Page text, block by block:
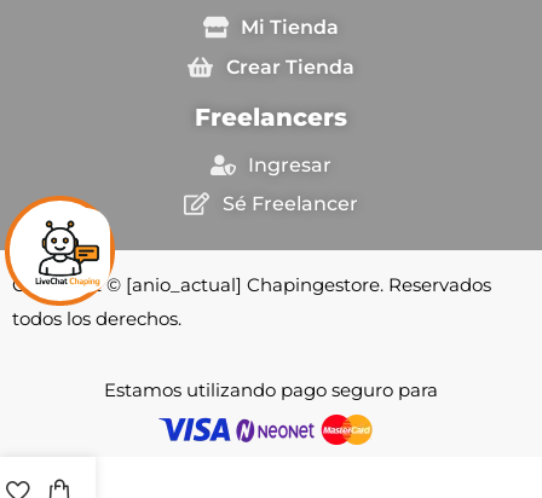
Mi Tienda
Crear Tienda
Freelancers
Ingresar
Sé Freelancer
Copyright © [anio_actual] Chapingestore. Reservados
todos los derechos.
Estamos utilizando pago seguro para